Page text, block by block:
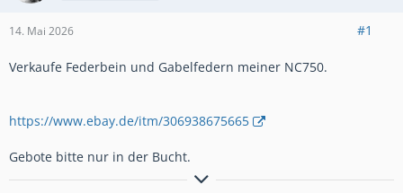
14. Mai 2026 #1
Verkaufe Federbein und Gabelfedern meiner NC750.
https://www.ebay.de/itm/306938675665
Gebote bitte nur in der Bucht.
It's hip to be square.